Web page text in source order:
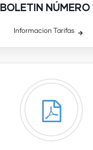
BOLETIN NÚMERO
Informacion Tarifas